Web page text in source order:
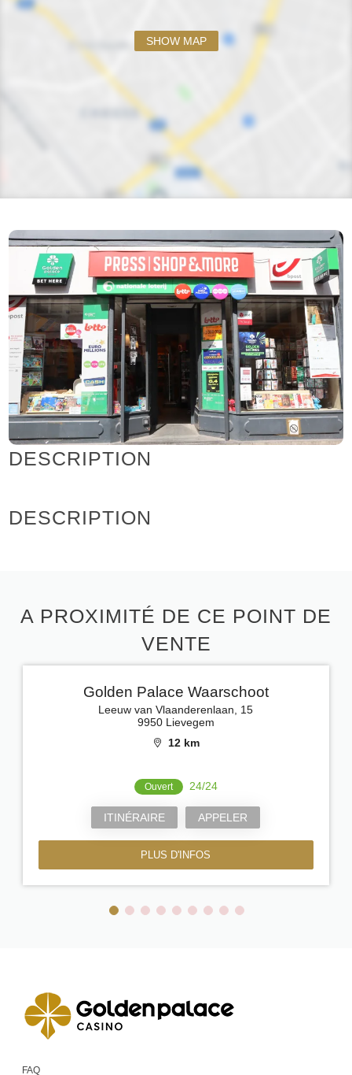
SHOW MAP
DESCRIPTION
DESCRIPTION
A PROXIMITÉ DE CE POINT DE
VENTE
Golden Palace Waarschoot
Leeuw van Vlaanderenlaan, 15
9950 Lievegem
12 km
Ouvert 24/24
ITINÉRAIRE APPELER
PLUS D'INFOS
FAQ